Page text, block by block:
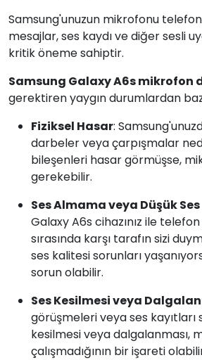
Samsung'unuzun mikrofonu
mesajlar, ses kaydı ve diğer sesli
kritik öneme sahiptir.
Samsung Galaxy A6s mikrofon
gerektiren yaygın durumlardan
Fiziksel Hasar:
darbeler veya çarpışmalar
bileşenleri hasar görmüşse,
gerekebilir.
Ses Almama veya Düşük
Galaxy A6s cihazınız ile
sırasında karşı tarafın sizi
ses kalitesi sorunları
sorun olabilir.
Ses Kesilmesi veya
görüşmeleri veya ses kayıtları
kesilmesi veya dalgalanması,
çalışmadığının bir işareti